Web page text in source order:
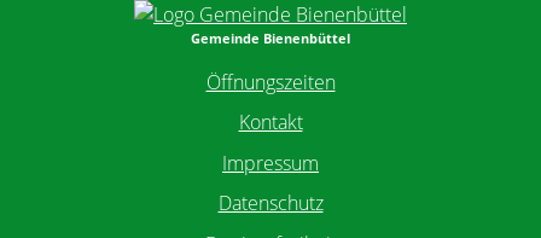
Gemeinde Bienenbüttel
Öffnungszeiten
Kontakt
Impressum
Datenschutz